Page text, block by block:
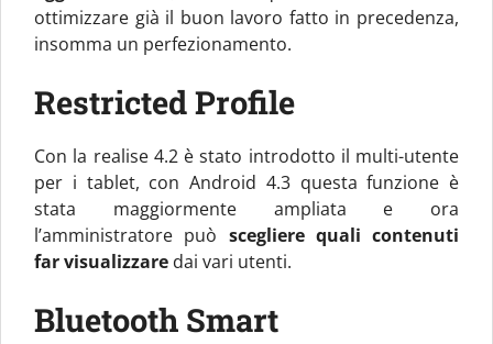
ottimizzare già il buon lavoro fatto in precedenza,
insomma un perfezionamento.
Restricted Profile
Con la realise 4.2 è stato introdotto il multi-utente
per i tablet, con Android 4.3 questa funzione è
stata maggiormente ampliata e ora
l’amministratore può scegliere quali contenuti
far visualizzare dai vari utenti.
Bluetooth Smart